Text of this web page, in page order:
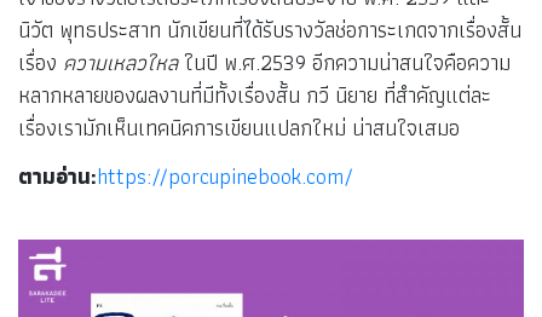
นิวัต พุทธประสาท นักเขียนที่ได้รับรางวัลช่อการะเกดจากเรื่องสั้น
เรื่อง ความเหลวใหลในปี พ.ศ.2539 อีกความน่าสนใจคือความ
หลากหลายของผลงานที่มีทั้งเรื่องสั้น กวี นิยาย ที่สำคัญแต่ละ
เรื่องเรามักเห็นเทคนิคการเขียนแปลกใหม่ น่าสนใจเสมอ
ตามอ่าน:https://porcupinebook.com/